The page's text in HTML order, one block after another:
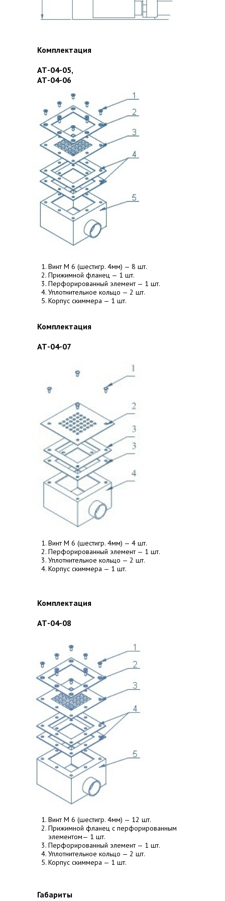
Комплектация
АТ-04-05,
АТ-04-06
Винт М 6 (шестигр. 4мм) — 8 шт.
Прижимной фланец — 1 шт.
Перфорированный элемент — 1 шт.
Уплотнительное кольцо — 2 шт.
Корпус скиммера — 1 шт.
Комплектация
АТ-04-07
Винт М 6 (шестигр. 4мм) — 4 шт.
Перфорированный элемент — 1 шт.
Уплотнительное кольцо — 2 шт.
Корпус скиммера — 1 шт.
Комплектация
АТ-04-08
Винт М 6 (шестигр. 4мм) — 12 шт.
Прижимной фланец с перфорированным
элементом— 1 шт.
Перфорированный элемент — 1 шт.
Уплотнительное кольцо — 2 шт.
Корпус скиммера — 1 шт.
Габариты